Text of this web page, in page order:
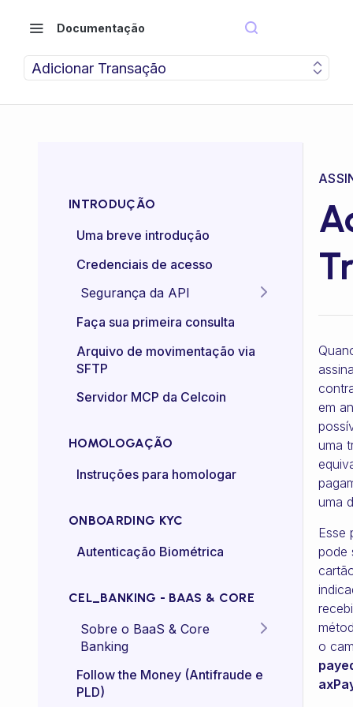
Documentação
Adicionar Transação
INTRODUÇÃO
Uma breve introdução
Credenciais de acesso
Segurança da API
Idempotência das APIs
Certificado mTLS
control)
Faça sua primeira consulta
Arquivo de movimentação via
SFTP
Servidor MCP da Celcoin
HOMOLOGAÇÃO
Instruções para homologar
ONBOARDING KYC
Autenticação Biométrica
CEL_BANKING - BAAS & CORE
Sobre o BaaS & Core
Banking
FAQs
Follow the Money (Antifraude e
PLD)
em
uma
uma
Esse
pode
o